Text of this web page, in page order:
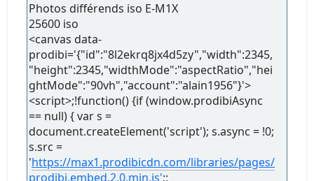
Photos différends iso E-M1X
25600 iso
<canvas data-
prodibi='{"id":"8l2ekrq8jx4d5zy","width":2345,
"height":2345,"widthMode":"aspectRatio","hei
ghtMode":"90vh","account":"alain1956"}'>
<script>;!function() {if (window.prodibiAsync
== null) { var s =
document.createElement('script'); s.async = !0;
s.src =
'https://max1.prodibicdn.com/libraries/pages/
prodibi.embed.2.0.min.js';;